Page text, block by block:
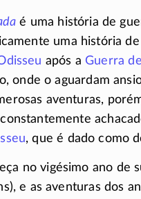
é uma história de
uma história de
após aGuerra
onde o aguardam
aventuras,
, que é dado como
no vigésimo ano de
e as aventuras dos